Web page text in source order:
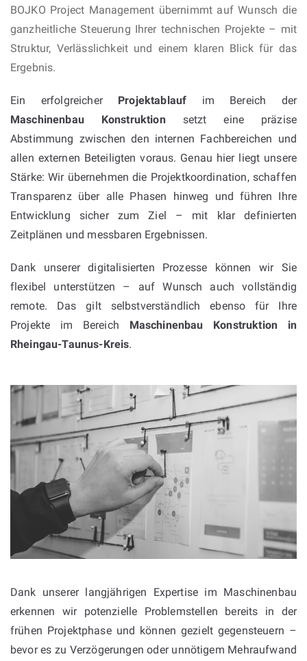
BOJKO Project Management übernimmt auf Wunsch die
ganzheitliche Steuerung Ihrer technischen Projekte – mit
Struktur, Verlässlichkeit und einem klaren Blick für das
Ergebnis.
Ein erfolgreicher Projektablauf im Bereich der
Maschinenbau Konstruktionsetzt eine präzise
Abstimmung zwischen den internen Fachbereichen und
allen externen Beteiligten voraus. Genau hier liegt unsere
Stärke: Wir übernehmen die Projektkoordination, schaffen
Transparenz über alle Phasen hinweg und führen Ihre
Entwicklung sicher zum Ziel – mit klar definierten
Zeitplänen und messbaren Ergebnissen.
Dank unserer digitalisierten Prozesse können wir Sie
flexibel unterstützen – auf Wunsch auch vollständig
remote. Das gilt selbstverständlich ebenso für Ihre
Projekte im Bereich Maschinenbau Konstruktion in
Rheingau-Taunus-Kreis.
Dank unserer langjährigen Expertise im Maschinenbau
erkennen wir potenzielle Problemstellen bereits in der
frühen Projektphase und können gezielt gegensteuern –
bevor es zu Verzögerungen oder unnötigem Mehraufwand